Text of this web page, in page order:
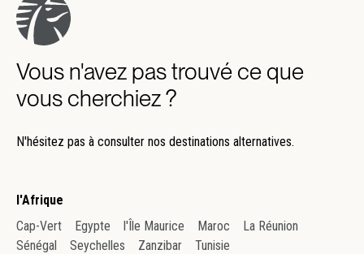
Vous n'avez pas trouvé ce que
vous cherchiez ?
N'hésitez pas à consulter nos destinations alternatives.
l'Afrique
Cap-Vert
Egypte l'Île Maurice Maroc
La Réunion
Sénégal
Seychelles Zanzibar Tunisie